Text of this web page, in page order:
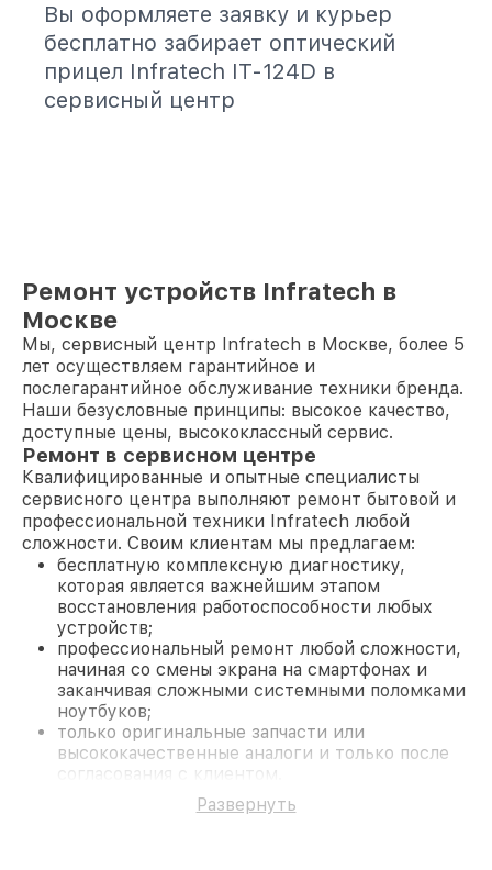
Вы оформляете заявку и курьер
бесплатно забирает оптический
прицел Infratech IT-124D в
сервисный центр
Ремонт устройств Infratech в
Москве
Мы, сервисный центр Infratech в Москве, более 5
лет осуществляем гарантийное и
послегарантийное обслуживание техники бренда.
Наши безусловные принципы: высокое качество,
доступные цены, высококлассный сервис.
Ремонт в сервисном центре
Квалифицированные и опытные специалисты
сервисного центра выполняют ремонт бытовой и
профессиональной техники Infratech любой
сложности. Своим клиентам мы предлагаем:
бесплатную комплексную диагностику,
которая является важнейшим этапом
восстановления работоспособности любых
устройств;
профессиональный ремонт любой сложности,
начиная со смены экрана на смартфонах и
заканчивая сложными системными поломками
ноутбуков;
только оригинальные запчасти или
высококачественные аналоги и только после
согласования с клиентом.
На все работы и замененные комплектующие
предоставляется длительная гарантия. В случае
Развернуть